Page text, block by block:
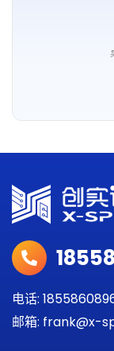
电话:
邮箱: frank@x-